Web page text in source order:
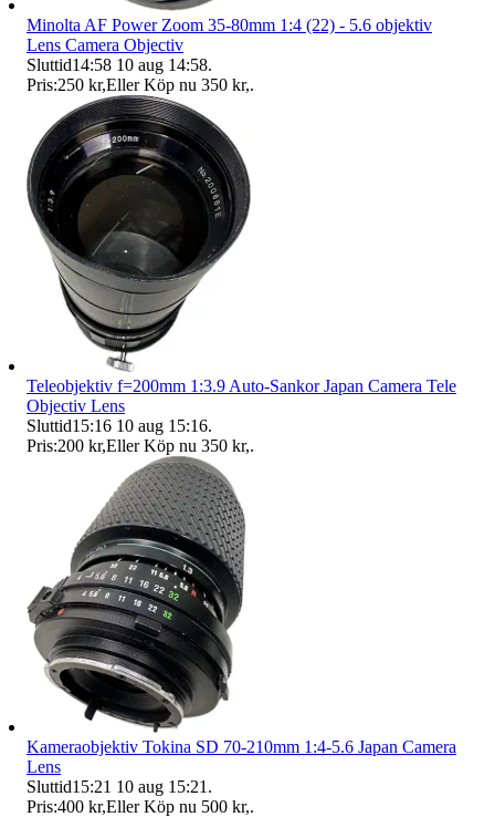
Minolta AF Power Zoom 35-80mm 1:4 (22) - 5.6 objektiv
Lens Camera Objectiv
Sluttid14:58 10 aug 14:58.
Pris:250 kr,Eller Köp nu 350 kr,.
Teleobjektiv f=200mm 1:3.9 Auto-Sankor Japan Camera Tele
Objectiv Lens
Sluttid15:16 10 aug 15:16.
Pris:200 kr,Eller Köp nu 350 kr,.
Kameraobjektiv Tokina SD 70-210mm 1:4-5.6 Japan Camera
Lens
Sluttid15:21 10 aug 15:21 .
Pris:400 kr,Eller Köp nu 500 kr,.